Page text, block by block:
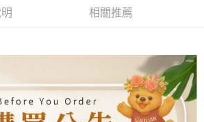
」等通路繳費。
服務購買商品或服務，並由商店將買賣／分期付款
，依約使用本公司帳單繳交帳款。
哥付你分期」之契約關係目的，商店將以您的個人
地址）提供予台灣大哥大進項蒐集、處理及利用，
期帳單所需資料之確認、核對及更正。
詳閱以下連結：https://oppay.tw/userRule
將收到繳費通知簡訊。
家同意取消之訂單仍視為有效，需透過AFTEE先享
先享後付 」之結帳頁面顯示為準，若有關於
取消欲退款等相關疑問，請聯繫「AFTEE先享後付
support/home
含以上)免運費
相關推薦